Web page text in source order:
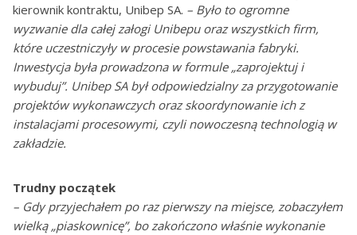
kierownik kontraktu, Unibep SA. – Było to ogromne
wyzwanie dla całej załogi Unibepu oraz wszystkich firm,
które uczestniczyły w procesie powstawania fabryki.
Inwestycja była prowadzona w formule „zaprojektuj i
wybuduj”. Unibep SA był odpowiedzialny za przygotowanie
projektów wykonawczych oraz skoordynowanie ich z
instalacjami procesowymi, czyli nowoczesną technologią w
zakładzie.
Trudny początek
– Gdy przyjechałem po raz pierwszy na miejsce, zobaczyłem
wielką „piaskownicę”, bo zakończono właśnie wykonanie